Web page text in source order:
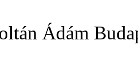
Ádám